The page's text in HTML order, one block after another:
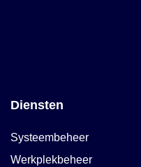
Diensten
Systeembeheer
Werkplekbeheer